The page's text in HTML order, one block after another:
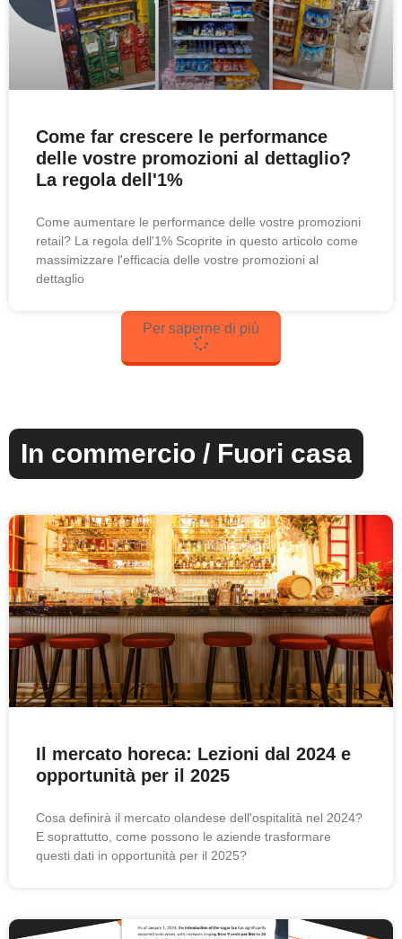
Come far crescere le performance
delle vostre promozioni al dettaglio?
La regola dell'1%
Come aumentare le performance delle vostre promozioni
retail? La regola dell'1% Scoprite in questo articolo come
massimizzare l'efficacia delle vostre promozioni al
dettaglio
Per saperne di più
In commercio / Fuori casa
Il mercato horeca: Lezioni dal 2024 e
opportunità per il 2025
Cosa definirà il mercato olandese dell'ospitalità nel 2024?
E soprattutto, come possono le aziende trasformare
questi dati in opportunità per il 2025?